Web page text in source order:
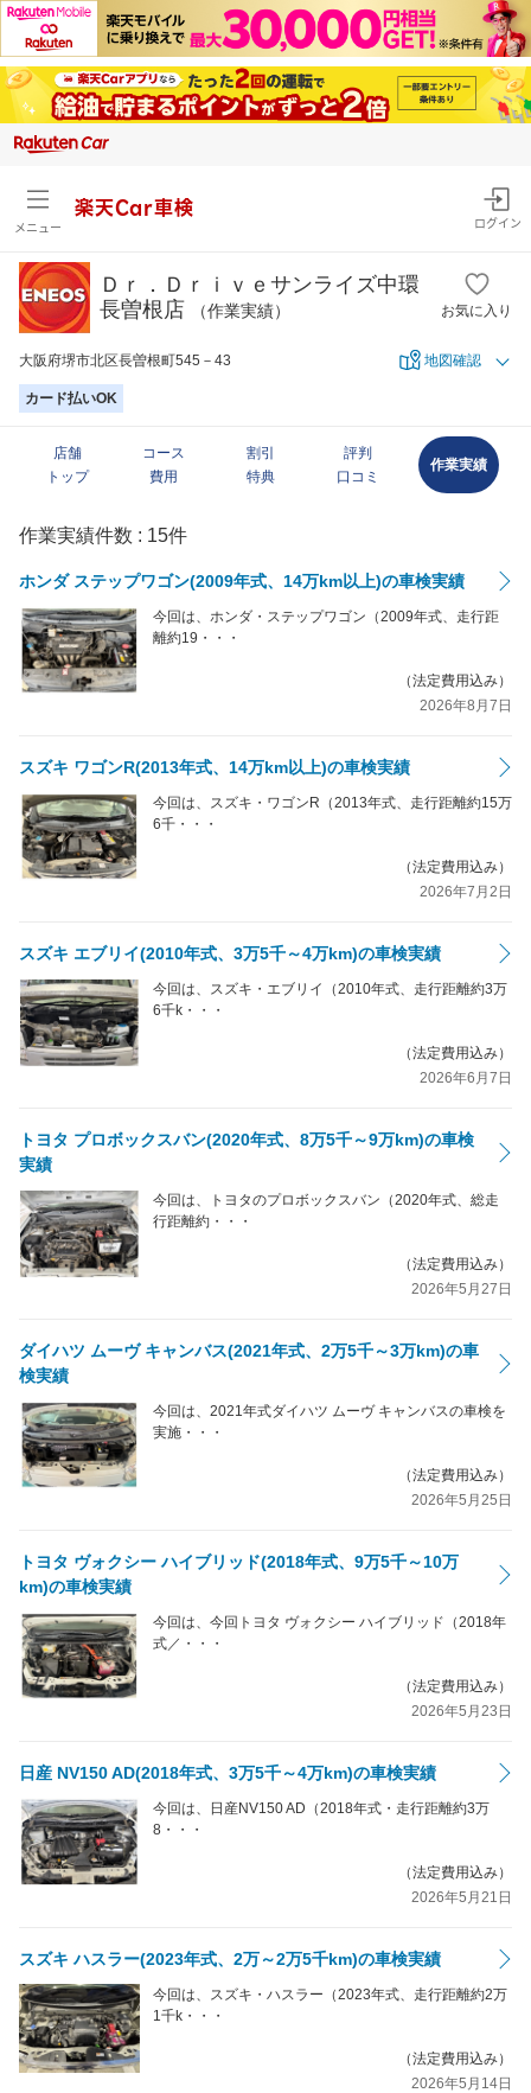
メニュー
楽天Car車検
ログイン
Ｄｒ．Ｄｒｉｖｅサンライズ中環
長曽根店
（作業実績） お気に入り
大阪府堺市北区長曽根町545－43 地図確認
カード払いOK
店舗
トップ
コース
費用
割引
特典
評判
口コミ
作業実績
作業実績件数 : 15件
ホンダ ステップワゴン(2009年式、14万km以上)の車検実績
今回は、ホンダ・ステップワゴン（2009年式、走行距
離約19・・・
（法定費用込み）
2026年8月7日
スズキ ワゴンR(2013年式、14万km以上)の車検実績
今回は、スズキ・ワゴンR（2013年式、走行距離約15万
6千・・・
（法定費用込み）
2026年7月2日
スズキ エブリイ(2010年式、3万5千～4万km)の車検実績
今回は、スズキ・エブリイ（2010年式、走行距離約3万
6千k・・・
（法定費用込み）
2026年6月7日
トヨタ プロボックスバン(2020年式、8万5千～9万km)の車検
実績
今回は、トヨタのプロボックスバン（2020年式、総走
行距離約・・・
（法定費用込み）
2026年5月27日
ダイハツ ムーヴ キャンバス(2021年式、2万5千～3万km)の車
検実績
今回は、2021年式ダイハツ ムーヴ キャンバスの車検を
実施・・・
（法定費用込み）
2026年5月25日
トヨタ ヴォクシー ハイブリッド(2018年式、9万5千～10万
km)の車検実績
今回は、今回トヨタ ヴォクシー ハイブリッド（2018年
式／・・・
（法定費用込み）
2026年5月23日
日産 NV150 AD(2018年式、3万5千～4万km)の車検実績
今回は、日産NV150 AD（2018年式・走行距離約3万
8・・・
（法定費用込み）
2026年5月21日
スズキ ハスラー(2023年式、2万～2万5千km)の車検実績
今回は、スズキ・ハスラー（2023年式、走行距離約2万
1千k・・・
（法定費用込み）
2026年5月14日